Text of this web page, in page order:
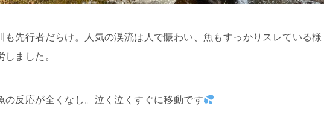
先行者だらけ。人気の渓流は人で賑わい、魚もすっかりスレている様
ました。
反応が全くなし。泣く泣くすぐに移動です